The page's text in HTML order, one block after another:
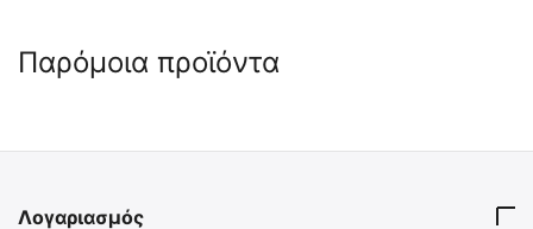
Παρόμοια προϊόντα
Λογαριασμός